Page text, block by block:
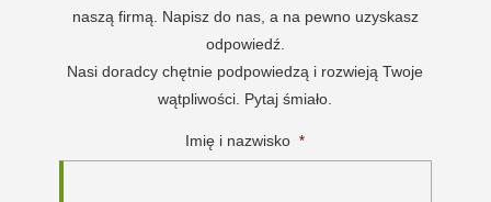
naszą firmą. Napisz do nas, a na pewno uzyskasz
odpowiedź.
Nasi doradcy chętnie podpowiedzą i rozwieją Twoje
wątpliwości. Pytaj śmiało.
Imię i nazwisko *